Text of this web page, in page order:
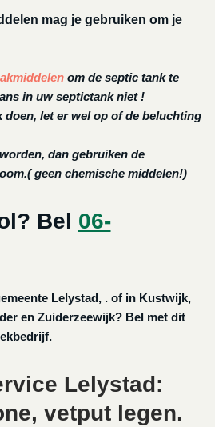
mag je gebruiken om je
om de septic tank te
in uw septictank niet !
doen, let er wel op of de beluchting
dan gebruiken de
geen chemische middelen!)
Bel 06-
Lelystad, . of in Kustwijk,
en Zuiderzeewijk? Bel met dit
Lelystad:
vetput legen.